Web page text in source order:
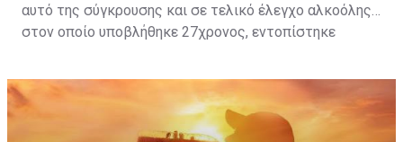
αυτό της σύγκρουσης και σε τελικό έλεγχο αλκοόλης
στον οποίο υποβλήθηκε 27χρονος, εντοπίστηκε
είναι το ανώτατο από τον Νόμο όριο και συνελήφθη
για αυτόφωρο αδίκημα.